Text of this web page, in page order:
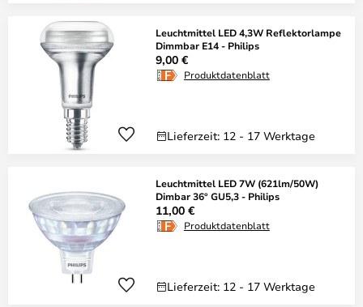
Leuchtmittel LED 4,3W Reflektorlampe
Dimmbar E14 - Philips
9,00 €
Produktdatenblatt
Lieferzeit: 12 - 17 Werktage
Leuchtmittel LED 7W (621lm/50W)
Dimbar 36° GU5,3 - Philips
11,00 €
Produktdatenblatt
Lieferzeit: 12 - 17 Werktage